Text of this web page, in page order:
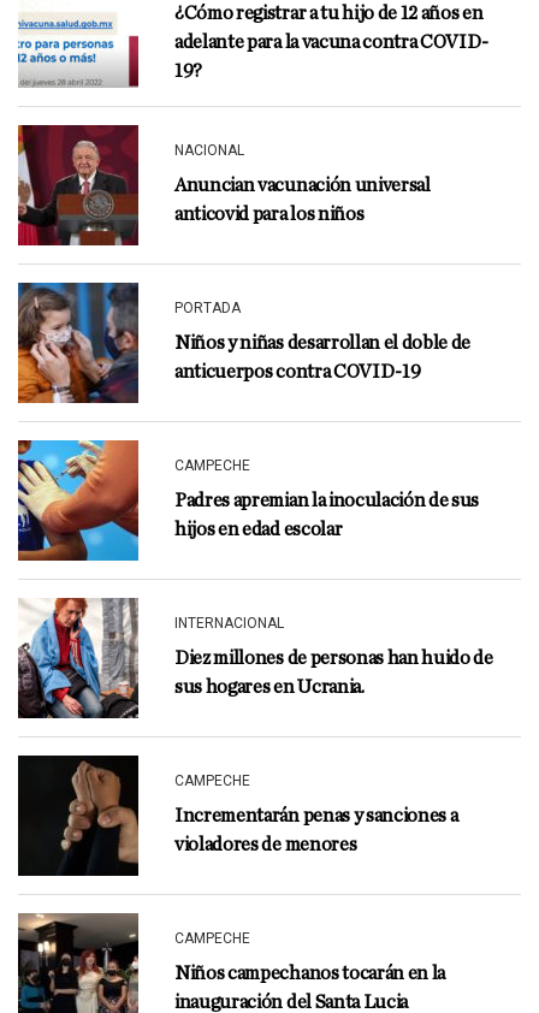
¿Cómo registrar a tu hijo de 12 años en
adelante para la vacuna contra COVID-
19?
NACIONAL
Anuncian vacunación universal
anticovid para los niños
PORTADA
Niños y niñas desarrollan el doble de
anticuerpos contra COVID-19
CAMPECHE
Padres apremian la inoculación de sus
hijos en edad escolar
INTERNACIONAL
Diez millones de personas han huido de
sus hogares en Ucrania.
CAMPECHE
Incrementarán penas y sanciones a
violadores de menores
CAMPECHE
Niños campechanos tocarán en la
inauguración del Santa Lucia